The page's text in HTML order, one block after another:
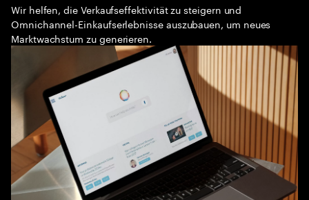
Wir helfen, die Verkaufseffektivität zu steigern und
Omnichannel-Einkaufserlebnisse auszubauen, um neues
Marktwachstum zu generieren.